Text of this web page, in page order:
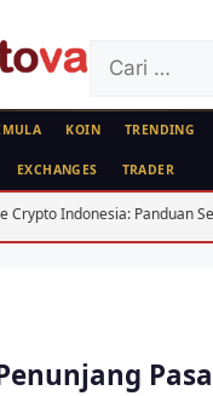
untuk:
KOIN TRENDING
EXCHANGES TRADER
Panduan Selisih Harga
MODAL
dan